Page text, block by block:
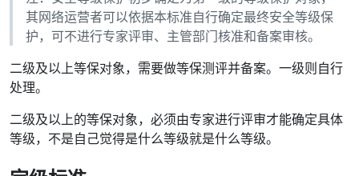
其网络运营者可以依据本标准自行确定最终安全等级保
护，可不进行专家评审、主管部门核准和备案审核。
二级及以上等保对象，需要做等保测评并备案。一级则自行
处理。
二级及以上的等保对象，必须由专家进行评审才能确定具体
等级，不是自己觉得是什么等级就是什么等级。